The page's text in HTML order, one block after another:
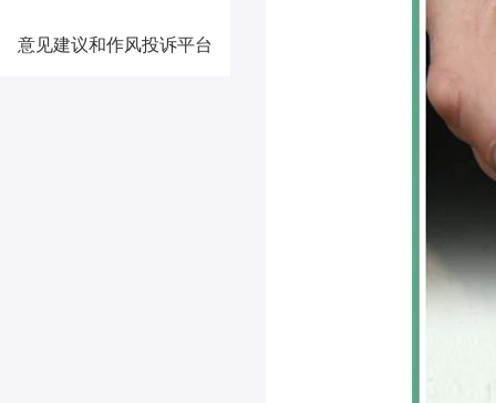
意见建议和作风投诉平台